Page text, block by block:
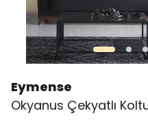
Eymense
Okyanus Çekyatlı